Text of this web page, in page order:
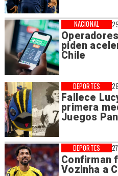
piden
Chile
NACIONAL
Fallece
primera
Juegos
DEPORTES
Confirman
Vozinha a
DEPORTES